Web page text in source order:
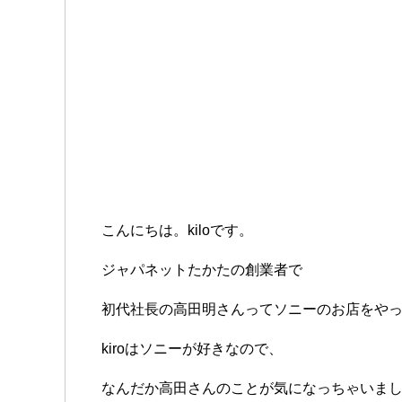
こんにちは。kiloです。
ジャパネットたかたの創業者で
初代社長の高田明さんってソニーのお店をや
kiroはソニーが好きなので、
なんだか高田さんのことが気になっちゃいまし